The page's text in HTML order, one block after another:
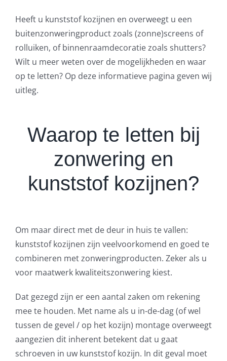
Heeft u kunststof kozijnen en overweegt u een
buitenzonweringproduct zoals (zonne)screens of
rolluiken, of binnenraamdecoratie zoals shutters?
Wilt u meer weten over de mogelijkheden en waar
op te letten? Op deze informatieve pagina geven wij
uitleg.
Waarop te letten bij
zonwering en
kunststof kozijnen?
Om maar direct met de deur in huis te vallen:
kunststof kozijnen zijn veelvoorkomend en goed te
combineren met zonweringproducten. Zeker als u
voor maatwerk kwaliteitszonwering kiest.
Dat gezegd zijn er een aantal zaken om rekening
mee te houden. Met name als u in-de-dag (of wel
tussen de gevel / op het kozijn) montage overweegt
aangezien dit inherent betekent dat u gaat
schroeven in uw kunststof kozijn. In dit geval moet